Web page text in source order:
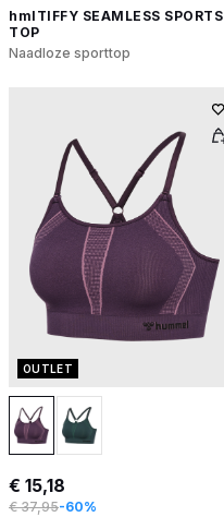
hmlTIFFY SEAMLESS SPORTS
TOP
Naadloze sporttop
OUTLET
€ 15,18
€ 37,95-60%